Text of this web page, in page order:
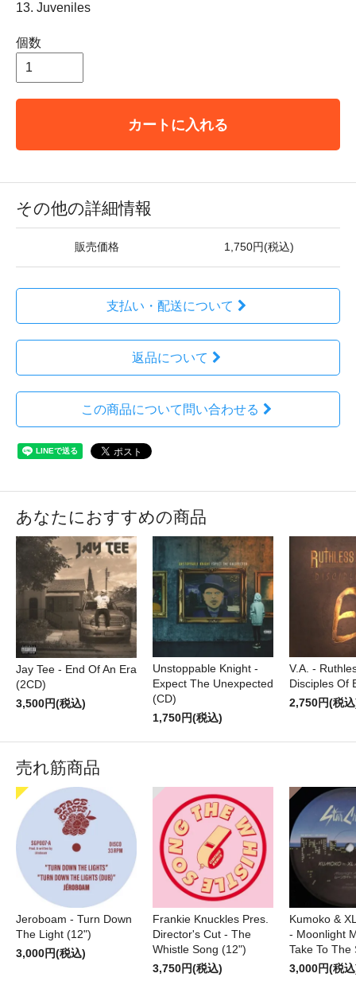
13. Juveniles
個数
カートに入れる
その他の詳細情報
販売価格 1,750円(税込)
支払い・配送について
返品について
この商品について問い合わせる
あなたにおすすめの商品
Jay Tee - End Of An Era
(2CD)
3,500円(税込)
Unstoppable Knight -
Expect The Unexpected
(CD)
1,750円(税込)
V.A. -
Disciples Of
2,750円(税
売れ筋商品
Jeroboam - Turn Down
The Light (12")
3,000円(税込)
Frankie Knuckles Pres.
Director's Cut - The
Whistle Song (12")
3,750円(税込)
Kumoko &
- Moonlight
Take To The
3,000円(税